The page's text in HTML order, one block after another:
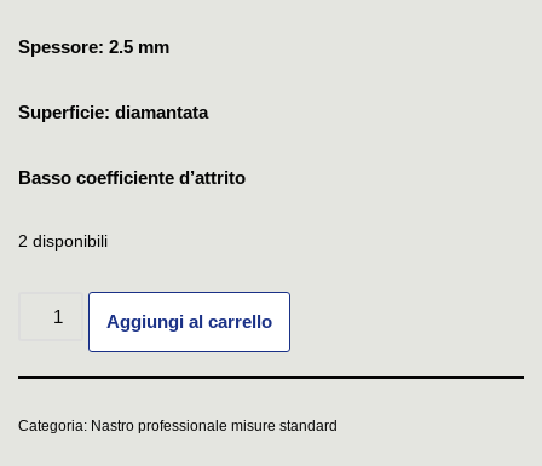
Spessore: 2.5 mm
Superficie: diamantata
Basso coefficiente d’attrito
2 disponibili
Aggiungi al carrello
Categoria: Nastro professionale misure standard